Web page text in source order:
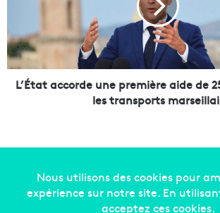
l
e
x
a
c
c
L’État accorde une première aide de
les transports
Copyright © 2014-2022Made in